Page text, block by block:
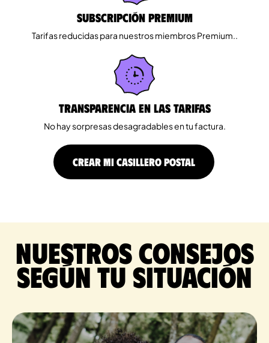
Subscripción Premium
Tarifas reducidas para nuestros miembros Premium..
Transparencia en las tarifas
No hay sorpresas desagradables en tu factura.
CREAR MI CASILLERO POSTAL
Nuestros consejos
según tu situación